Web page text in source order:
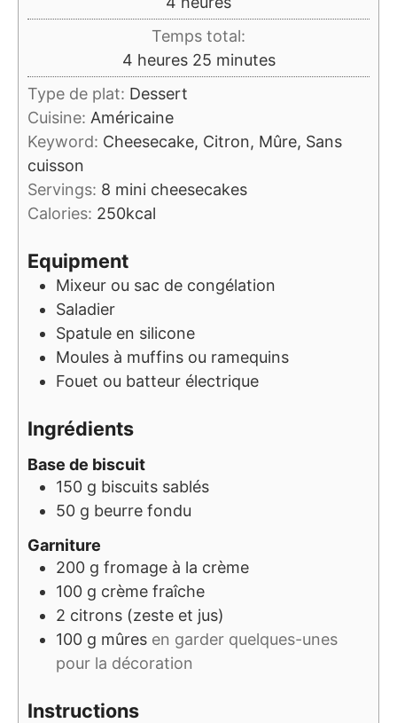
Temps total:
4heures
heures 25minutes
minutes
Type de plat: Dessert
Cuisine: Américaine
Keyword: Cheesecake, Citron, Mûre, Sans
cuisson
Servings: 8 mini cheesecakes
Calories: 250kcal
Equipment
Mixeur ou sac de congélation
Saladier
Spatule en silicone
Moules à muffins ou ramequins
Fouet ou batteur électrique
Ingrédients
Base de biscuit
150 g biscuits sablés
50 g beurre fondu
Garniture
200 g fromage à la crème
100 g crème fraîche
2 citrons (zeste et jus)
100 g mûres en garder quelques-unes
pour la décoration
Instructions